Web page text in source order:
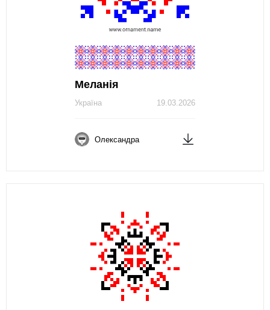
Меланія
19.03.2026
Україна
Олександра